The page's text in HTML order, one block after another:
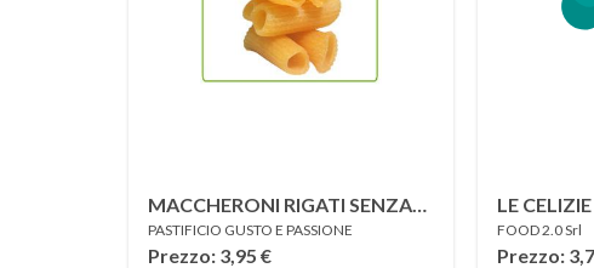
MACCHERONI RIGATI SENZA
GLUTINE 500 G
PASTIFICIO GUSTO E PASSIONE
Prezzo: 3,95 €
LE
FUSILLI
FOOD 2.0 Srl
Prezzo: